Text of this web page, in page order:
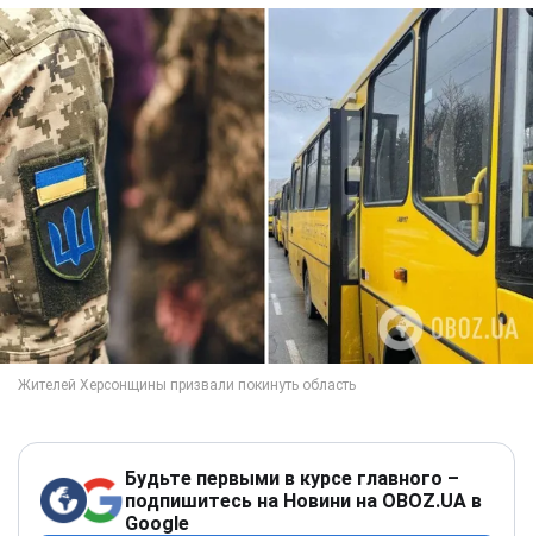
Будьте первыми в курсе главного –
подпишитесь на Новини на OBOZ.UA в
Google